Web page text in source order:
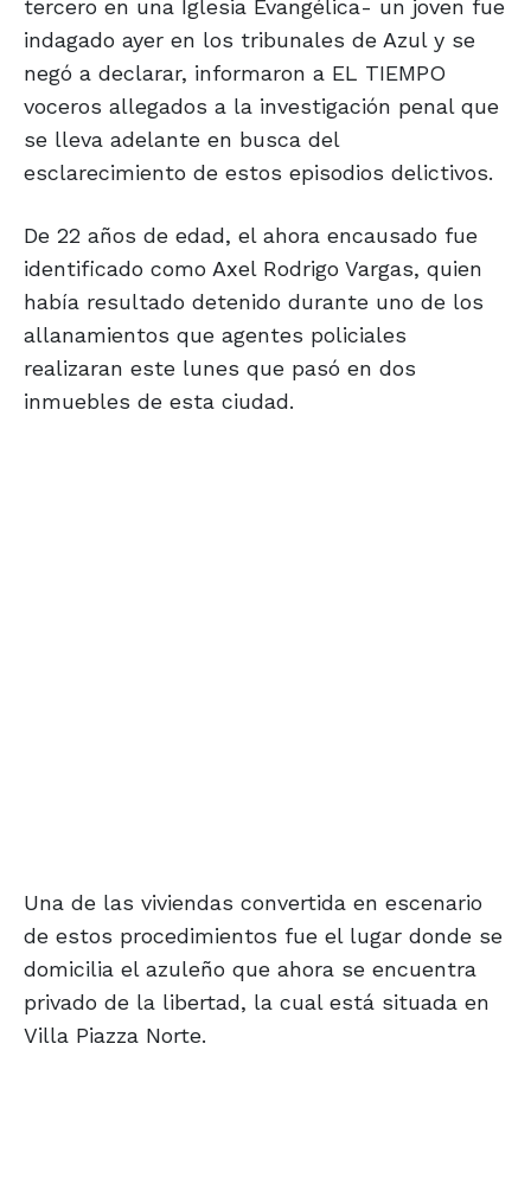
tercero en una Iglesia Evangélica- un joven fue
indagado ayer en los tribunales de Azul y se
negó a declarar, informaron a EL TIEMPO
voceros allegados a la investigación penal que
se lleva adelante en busca del
esclarecimiento de estos episodios delictivos.
De 22 años de edad, el ahora encausado fue
identificado como Axel Rodrigo Vargas, quien
había resultado detenido durante uno de los
allanamientos que agentes policiales
realizaran este lunes que pasó en dos
inmuebles de esta ciudad.
Una de las viviendas convertida en escenario
de estos procedimientos fue el lugar donde se
domicilia el azuleño que ahora se encuentra
privado de la libertad, la cual está situada en
Villa Piazza Norte.